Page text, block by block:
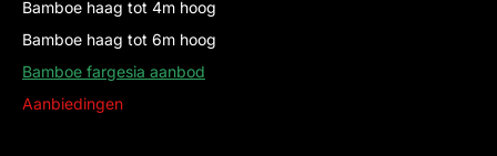
Bamboe haag tot 4m hoog
Bamboe haag tot 6m hoog
Bamboe fargesia aanbod
Aanbiedingen